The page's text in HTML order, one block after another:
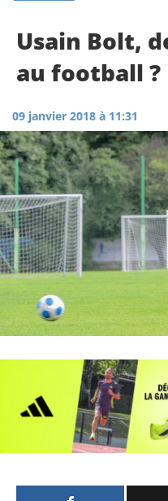
Usain Bolt,
au football ?
09 janvier 2018 à 11:31